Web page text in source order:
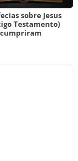
sobre Jesus
Testamento)